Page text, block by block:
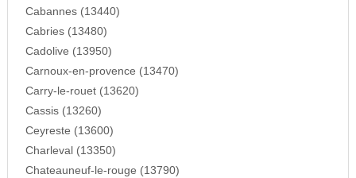
Cabannes (13440)
Cabries (13480)
Cadolive (13950)
Carnoux-en-provence (13470)
Carry-le-rouet (13620)
Cassis (13260)
Ceyreste (13600)
Charleval (13350)
Chateauneuf-le-rouge (13790)